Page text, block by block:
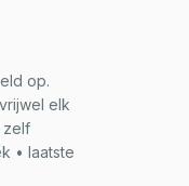
op.
elk
zelf
• laatste